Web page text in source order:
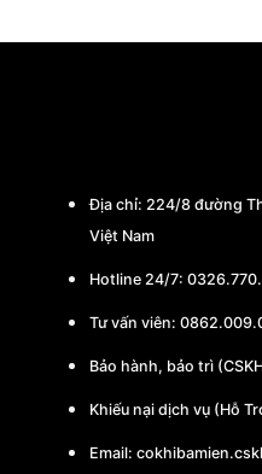
Địa chỉ: 224/8 đường
Việt Nam
Hotline 24/7:
Tư vấn viên:
Bảo hành, bảo trì
Khiếu nại dịch vụ (Hỗ
Email: